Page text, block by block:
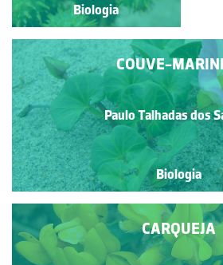
Biologia
COUVE-
Paulo Talhadas dos
Biologia
Biologia
CARQUEJA